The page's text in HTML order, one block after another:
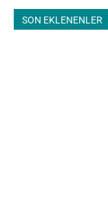
SON EKLENENLER